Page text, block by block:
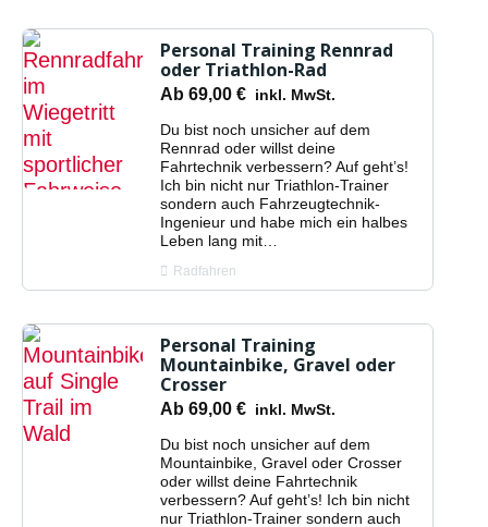
Personal Training Rennrad
oder Triathlon-Rad
Ab 69,00 € inkl. MwSt.
Du bist noch unsicher auf dem
Rennrad oder willst deine
Fahrtechnik verbessern? Auf geht’s!
Ich bin nicht nur Triathlon-Trainer
sondern auch Fahrzeugtechnik-
Ingenieur und habe mich ein halbes
Leben lang mit…
Radfahren
Personal Training
Mountainbike, Gravel oder
Crosser
Ab 69,00 € inkl. MwSt.
Du bist noch unsicher auf dem
Mountainbike, Gravel oder Crosser
oder willst deine Fahrtechnik
verbessern? Auf geht’s! Ich bin nicht
nur Triathlon-Trainer sondern auch